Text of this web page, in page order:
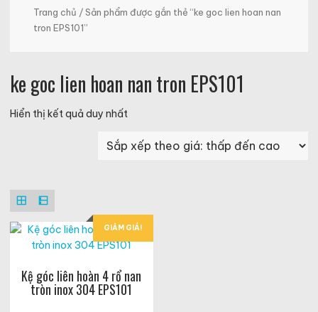
Trang chủ / Sản phẩm được gắn thẻ “ke goc lien hoan nan
tron EPS101”
ke goc lien hoan nan tron EPS101
Hiển thị kết quả duy nhất
GIẢM GIÁ!
Kệ góc liên hoàn 4 rổ nan
tròn inox 304 EPS101